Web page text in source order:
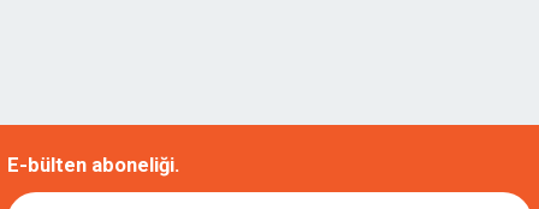
E-bülten aboneliği.